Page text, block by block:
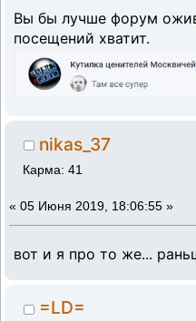
Вы бы лучше форум
посещений хватит.
nikas_37
Карма: 41
« 05 Июня 2019, 18:06:55 »
вот и я про то же...
=LD=